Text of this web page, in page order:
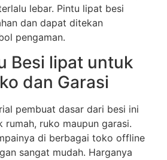
lebar. Pintu lipat besi
dan dapat ditekan
pengaman.
Besi lipat untuk
dan Garasi
pembuat dasar dari besi ini
rumah, ruko maupun garasi.
di berbagai toko offline
sangat mudah. Harganya